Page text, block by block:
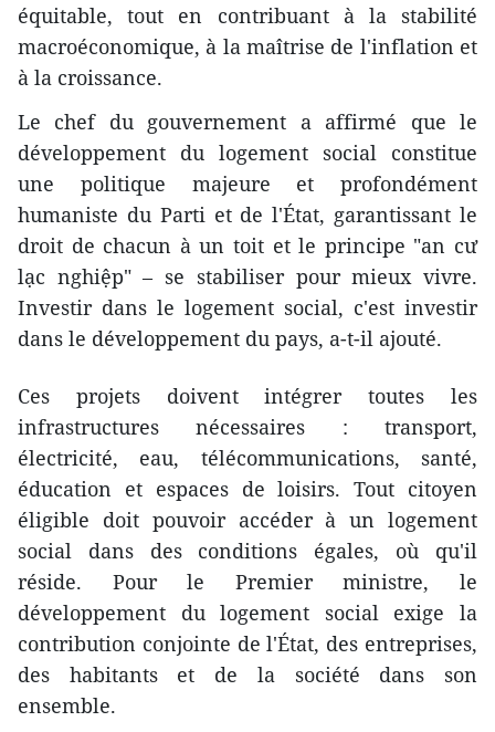
équitable, tout en contribuant à la stabilité
macroéconomique, à la maîtrise de l'inflation et
à la croissance.
Le chef du gouvernement a affirmé que le
développement du logement social constitue
une politique majeure et profondément
humaniste du Parti et de l'État, garantissant le
droit de chacun à un toit et le principe "an cư
lạc nghiệp" – se stabiliser pour mieux vivre.
Investir dans le logement social, c'est investir
dans le développement du pays, a-t-il ajouté.
Ces projets doivent intégrer toutes les
infrastructures nécessaires : transport,
électricité, eau, télécommunications, santé,
éducation et espaces de loisirs. Tout citoyen
éligible doit pouvoir accéder à un logement
social dans des conditions égales, où qu'il
réside. Pour le Premier ministre, le
développement du logement social exige la
contribution conjointe de l'État, des entreprises,
des habitants et de la société dans son
ensemble.